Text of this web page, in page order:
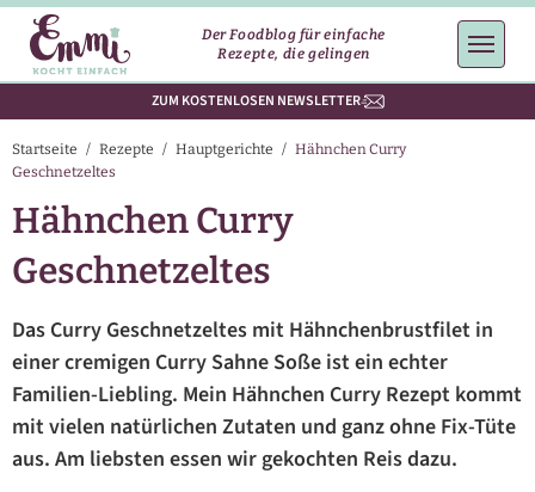
Der Foodblog für einfache
Rezepte, die gelingen
ZUM KOSTENLOSEN NEWSLETTER
Startseite / Rezepte / Hauptgerichte / Hähnchen Curry
Geschnetzeltes
Hähnchen Curry
Geschnetzeltes
Das Curry Geschnetzeltes mit Hähnchenbrustfilet in
einer cremigen Curry Sahne Soße ist ein echter
Familien-Liebling. Mein Hähnchen Curry Rezept kommt
mit vielen natürlichen Zutaten und ganz ohne Fix-Tüte
aus. Am liebsten essen wir gekochten Reis dazu.